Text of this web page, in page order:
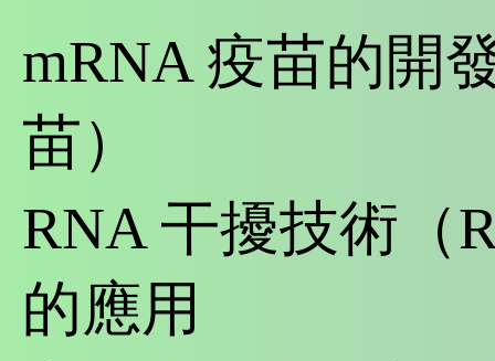
mRNA 疫苗的開
苗）
RNA 干擾技術（
的應用